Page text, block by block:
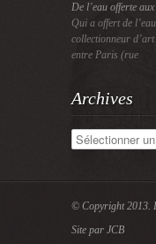
De l’eau offerte
Qui a offert de
collectionneur
entre Paris (rue
Archives
Archives
© Copyright 2013.
Site par JCB